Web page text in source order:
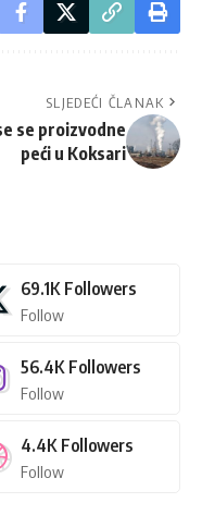
SLJEDEĆI ČLANAK
se proizvodne
peći u Koksari
69.1K Followers
Follow
56.4K Followers
Follow
4.4K Followers
Follow